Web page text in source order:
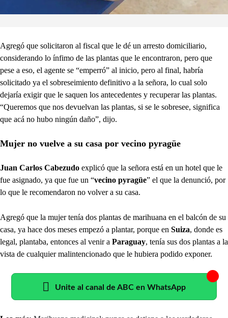
Agregó que solicitaron al fiscal que le dé un arresto domiciliario,
considerando lo ínfimo de las plantas que le encontraron, pero que
pese a eso, el agente se “emperró” al inicio, pero al final, habría
solicitado ya el sobreseimiento definitivo a la señora, lo cual solo
dejaría exigir que le saquen los antecedentes y recuperar las plantas.
“Queremos que nos devuelvan las plantas, si se le sobresee, significa
que acá no hubo ningún daño”, dijo.
Mujer no vuelve a su casa por vecino pyragüe
Juan Carlos Cabezudo explicó que la señora está en un hotel que le
fue asignado, ya que fue un “vecino pyragüe” el que la denunció, por
lo que le recomendaron no volver a su casa.
Agregó que la mujer tenía dos plantas de marihuana en el balcón de su
casa, ya hace dos meses empezó a plantar, porque en Suiza, donde es
legal, plantaba, entonces al venir a Paraguay, tenía sus dos plantas a la
vista de cualquier malintencionado que le hubiera podido exponer.
Unite al canal de ABC en WhatsApp